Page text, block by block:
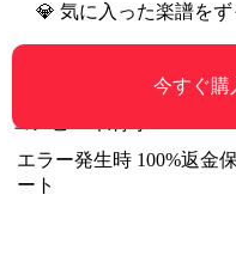
💎 気に入った楽譜をず
今すぐ購
コンビニ印刷可
エラー発生時 100%返金
ート